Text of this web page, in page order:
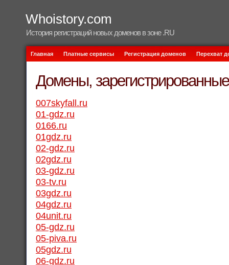
Whoistory.com
История регистраций новых доменов в зоне .RU
Главная Платные сервисы Регистрация доменов Перехват
Домены,
007skyfall.ru
01-gdz.ru
0166.ru
01gdz.ru
02-gdz.ru
02gdz.ru
03-gdz.ru
03-tv.ru
03gdz.ru
04gdz.ru
04unit.ru
05-gdz.ru
05-piva.ru
05gdz.ru
06-gdz.ru